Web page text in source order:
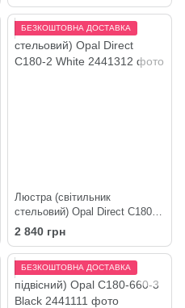
БЕЗКОШТОВНА ДОСТАВКА
Люстра (світильник
стельовий) Opal Direct C180-2
White
2 840 грн
БЕЗКОШТОВНА ДОСТАВКА